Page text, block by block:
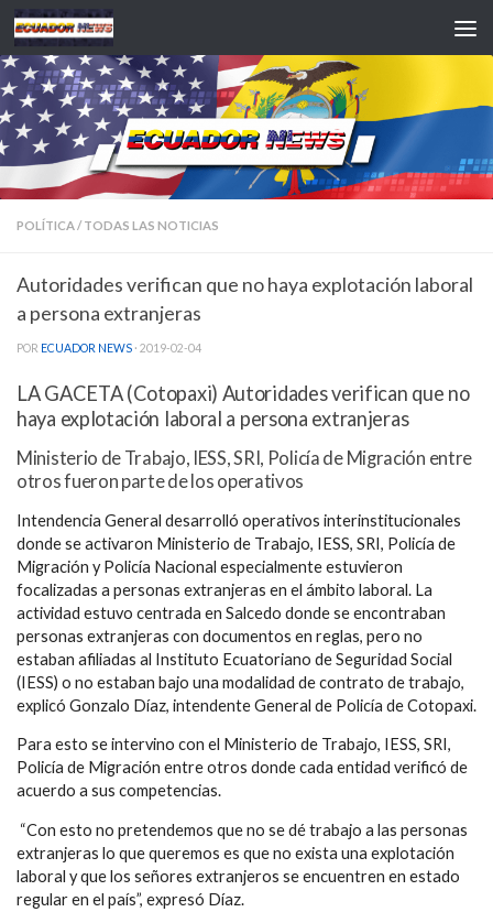
Saltar al contenido
POLÍTICA/ TODAS LAS NOTICIAS
Autoridades verifican que no haya explotación laboral
a persona extranjeras
POR ECUADOR NEWS · 2019-02-04
LA GACETA (Cotopaxi) Autoridades verifican que no
haya explotación laboral a persona extranjeras
Ministerio de Trabajo, IESS, SRI, Policía de Migración entre
otros fueron parte de los operativos
Intendencia General desarrolló operativos interinstitucionales
donde se activaron Ministerio de Trabajo, IESS, SRI, Policía de
Migración y Policía Nacional especialmente estuvieron
focalizadas a personas extranjeras en el ámbito laboral. La
actividad estuvo centrada en Salcedo donde se encontraban
personas extranjeras con documentos en reglas, pero no
estaban afiliadas al Instituto Ecuatoriano de Seguridad Social
(IESS) o no estaban bajo una modalidad de contrato de trabajo,
explicó Gonzalo Díaz, intendente General de Policía de Cotopaxi.
Para esto se intervino con el Ministerio de Trabajo, IESS, SRI,
Policía de Migración entre otros donde cada entidad verificó de
acuerdo a sus competencias.
“Con esto no pretendemos que no se dé trabajo a las personas
extranjeras lo que queremos es que no exista una explotación
laboral y que los señores extranjeros se encuentren en estado
regular en el país”, expresó Díaz.